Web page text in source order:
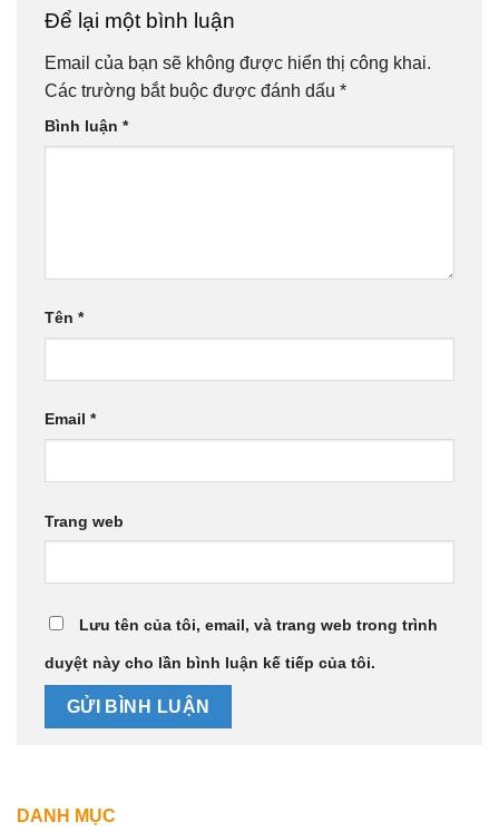
Để lại một bình luận
Email của bạn sẽ không được hiển thị công khai.
Các trường bắt buộc được đánh dấu *
Bình luận *
Tên *
Email *
Trang web
Lưu tên của tôi, email, và trang web trong trình
duyệt này cho lần bình luận kế tiếp của tôi.
DANH MỤC